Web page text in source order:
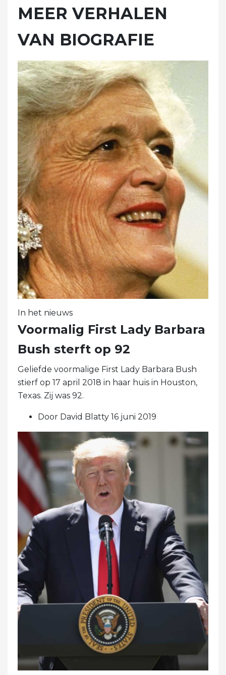
MEER VERHALEN
VAN BIOGRAFIE
In het nieuws
Voormalig First Lady Barbara
Bush sterft op 92
Geliefde voormalige First Lady Barbara Bush
stierf op 17 april 2018 in haar huis in Houston,
Texas. Zij was 92.
Door David Blatty 16 juni 2019